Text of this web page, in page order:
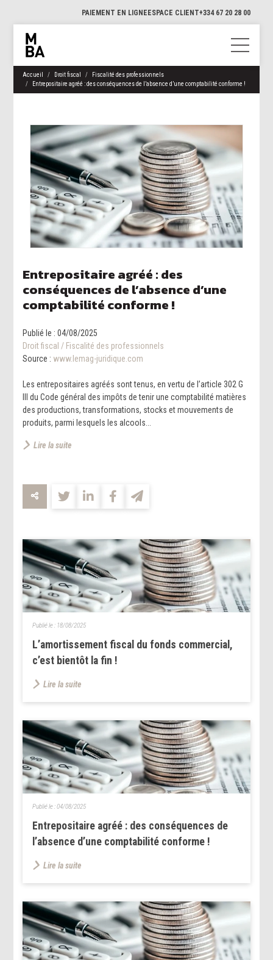
PAIEMENT EN LIGNEESPACE CLIENT+334 67 20 28 00
Accueil Droit fiscal
Fiscalité des professionnels
Entrepositaire agréé : des conséquences de l’absence d’une comptabilité conforme !
Entrepositaire agréé : des
conséquences de l’absence d’une
comptabilité conforme !
Publié le :04/08/2025
Droit fiscal / Fiscalité des professionnels
Source : www.lemag-juridique.com
Les entrepositaires agréés sont tenus, en vertu de l’article 302 G
III du Code général des impôts de tenir une comptabilité matières
des productions, transformations, stocks et mouvements de
produits, parmi lesquels les alcools...
Lire la suite
L’amortissement fiscal du fonds commercial,
c’est bientôt la fin !
Publié le : 18/08/2025
Lire la suite
Entrepositaire agréé : des conséquences de
l’absence d’une comptabilité conforme !
Publié le :04/08/2025
Lire la suite